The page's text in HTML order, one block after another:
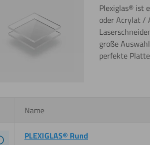
Plexiglas® ist
oder Acrylat /
große
perfekte
Name
PLEXIGLAS® Rund